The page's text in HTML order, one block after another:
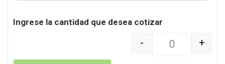
Ingrese la cantidad que desea cotizar
Mug Plástico Trink
- +